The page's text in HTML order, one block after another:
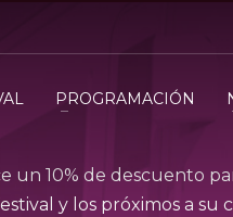
PROGRAMACIÓN
un 10% de descuento
y los próximos a